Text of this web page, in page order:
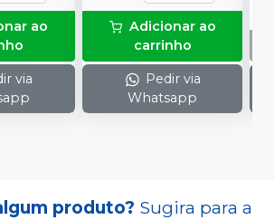
ao
via
Adicionar ao
carrinho
Pedir via
Whatsapp
produto? Sugira para a